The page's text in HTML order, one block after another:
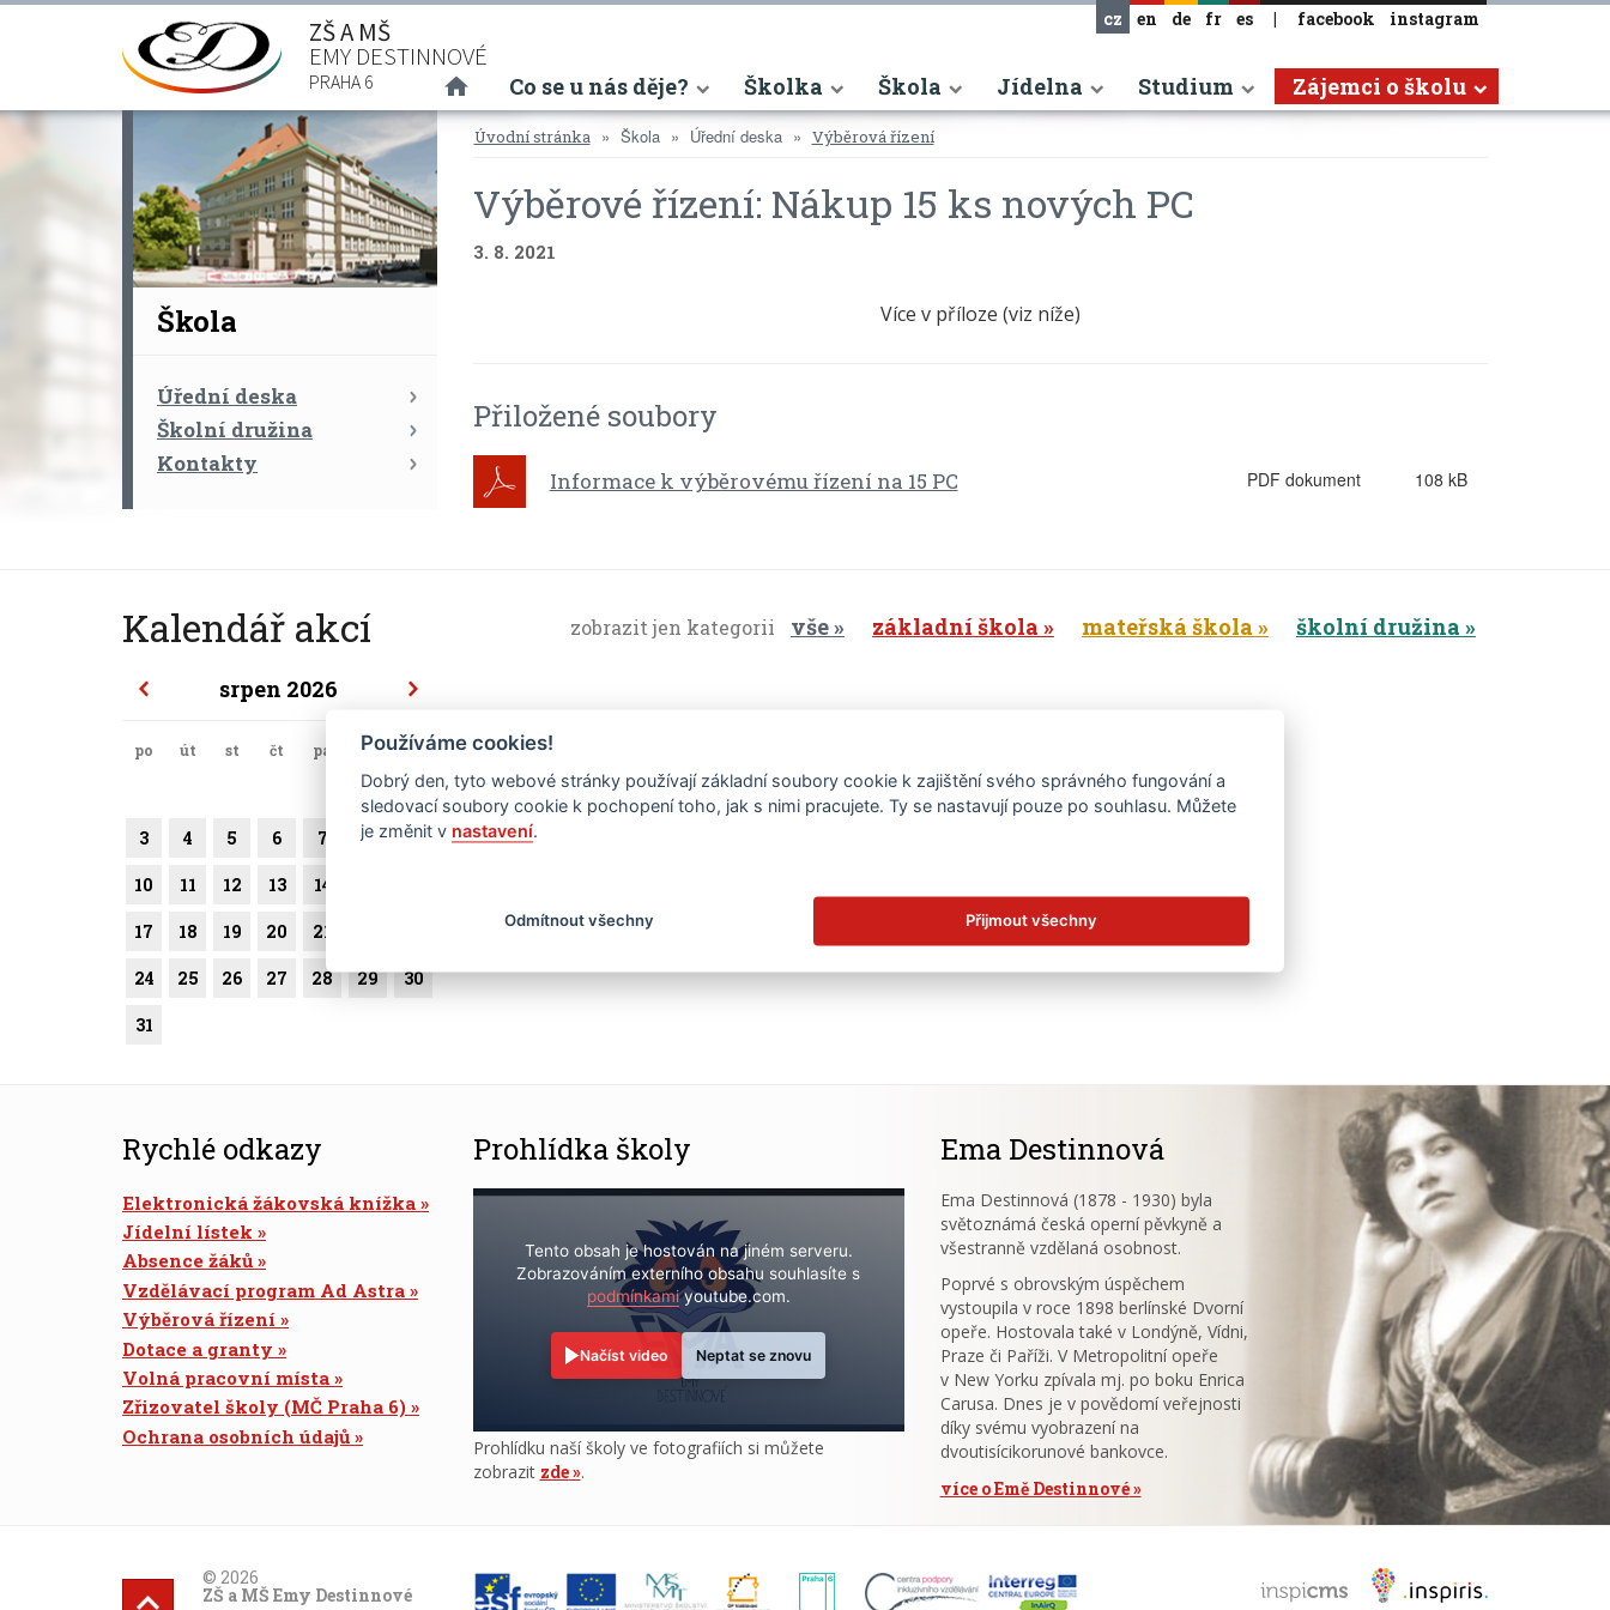
ZŠ A MŠ
EMY DESTINNOVÉ
PRAHA 6
cz en de fr es | facebook instagram
(current)
Co se u nás děje? Školka Škola Jídelna Studium Zájemci o školu
Škola
Úřední deska
Školní družina
Kontakty
Úvodní stránka Škola Úřední deska Výběrová řízení
Výběrové řízení: Nákup 15 ks nových PC
3. 8. 2021
Více v příloze (viz níže)
Přiložené soubory
Informace k výběrovému řízení na 15 PC 108 kB
PDF dokument
Kalendář akcí zobrazit jen kategorii vše základní škola mateřská škola školní družina
srpen 2026
po út st čt pá so ne
1 2
3 4 5 6 7 8 9
10 11 12 13 14
17 18 19 20 21
24 25 26 27 28 29 30
31
Rychlé odkazy
Elektronická žákovská knížka
Jídelní lístek
Absence žáků
Vzdělávací program Ad Astra
Výběrová řízení
Dotace a granty
Volná pracovní místa
Zřizovatel školy (MČ Praha 6)
Ochrana osobních údajů
Prohlídka školy
Tento obsah je hostován na jiném serveru.
Zobrazováním externího obsahu souhlasíte s
podmínkamiyoutube.com.
Načíst video Neptat se znovu
Prohlídku naší školy ve fotografiích si můžete
zobrazit zde .
Ema Destinnová
Ema Destinnová (1878 - 1930) byla
světoznámá česká operní pěvkyně a
všestranně vzdělaná osobnost.
Poprvé s obrovským úspěchem
vystoupila v roce 1898 berlínské Dvorní
opeře. Hostovala také v Londýně, Vídni,
Praze či Paříži. V Metropolitní opeře
v New Yorku zpívala mj. po boku Enrica
Carusa. Dnes je v povědomí veřejnosti
díky svému vyobrazení na
dvoutisícikorunové bankovce.
více o Emě Destinnové
© 2026
ZŠ a MŠ Emy Destinnové
Používáme cookies!
Dobrý den, tyto webové stránky používají základní soubory cookie k zajištění svého správného fungování a
sledovací soubory cookie k pochopení toho, jak s nimi pracujete. Ty se nastavují pouze po souhlasu. Můžete
je změnit v nastavení.
Odmítnout všechny Přijmout všechny